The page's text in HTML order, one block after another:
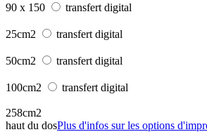
90 x 150
transfert digital
25cm2 transfert digital
50cm2 transfert digital
100cm2 transfert digital
258cm2
haut du dosPlus d'infos sur les options